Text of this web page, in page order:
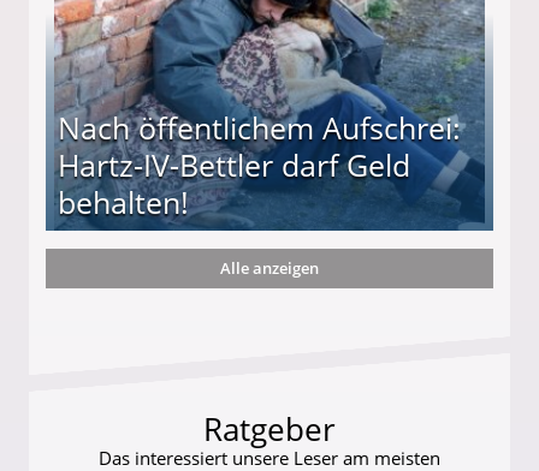
Nach öffentlichem Aufschrei:
Hartz-IV-Bettler darf Geld
behalten!
darf Geld behalten!
Alle anzeigen
Ratgeber
Das interessiert unsere Leser am meisten